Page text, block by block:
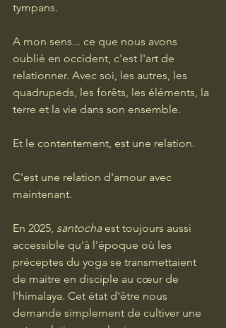
tympans.
A mon sens... ce que nous avons
oublié en occident, c'est l'art de
relationner. Avec soi, les autres, les
quadrupeds, les forêts, les éléments, la
terre et la vie dans son ensemble.
Et le contentement, est une relation.
C'est une relation d'amour avec
maintenant.
En 2025, santocha est toujours aussi
accessible qu'à l'époque où les
préceptes du yoga se transmettaient
de maitre en disciple au cœur de
l'himalaya. Cet état d'être nous
demande simplement de cultiver une